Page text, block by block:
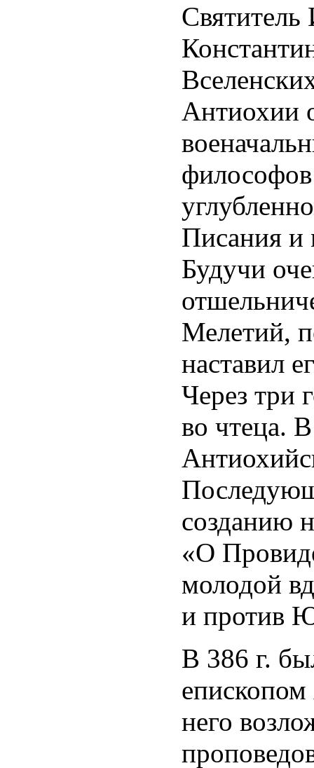
Святитель
Антиохии
Писания и
Будучи
Мелетий,
наставил
Через три
во чтеца.
созданию
«О
молодой
и против
В 386 г.
него